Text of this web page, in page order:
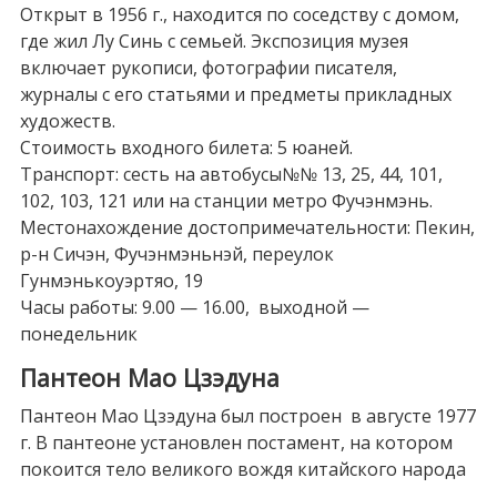
Открыт в 1956 г., находится по соседству с домом,
где жил Лу Синь с семьей. Экспозиция музея
включает рукописи, фотографии писателя,
журналы с его статьями и предметы прикладных
художеств.
Стоимость входного билета: 5 юаней.
Транспорт: сесть на автобусы№№ 13, 25, 44, 101,
102, 103, 121 или на станции метро Фучэнмэнь.
Местонахождение достопримечательности: Пекин,
р-н Сичэн, Фучэнмэньнэй, переулок
Гунмэнькоуэртяо, 19
Часы работы: 9.00 — 16.00, выходной —
понедельник
Пантеон Мао Цзэдуна
Пантеон Мао Цзэдуна был построен в августе 1977
г. В пантеоне установлен постамент, на котором
покоится тело великого вождя китайского народа